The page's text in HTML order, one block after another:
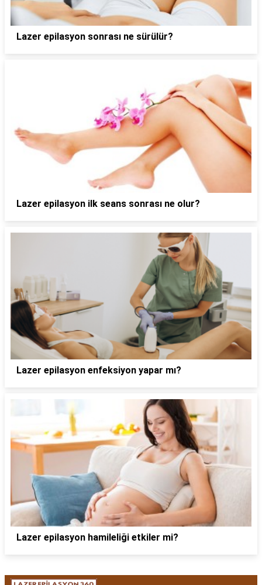
Lazer epilasyon sonrası ne sürülür?
Lazer epilasyon ilk seans sonrası ne olur?
Lazer epilasyon enfeksiyon yapar mı?
Lazer epilasyon hamileliği etkiler mi?